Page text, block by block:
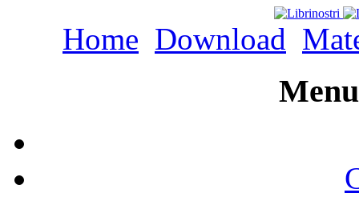
Home Download